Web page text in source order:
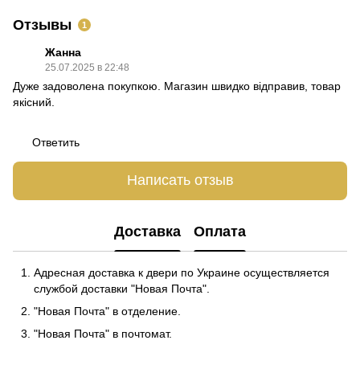
Отзывы 1
Жанна
25.07.2025 в 22:48
Дуже задоволена покупкою. Магазин швидко відправив, товар
якісний.
Ответить
Написать отзыв
Доставка Оплата
Адресная доставка к двери по Украине осуществляется
службой доставки "Новая Почта".
"Новая Почта" в отделение.
"Новая Почта" в почтомат.